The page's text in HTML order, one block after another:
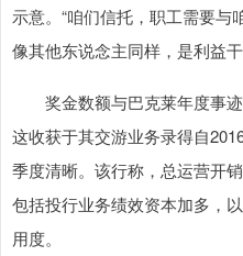
示意。“咱们信托，职工需要与
像其他东说念主同样，是利益
奖金数额与巴克莱年度事迹
这收获于其交游业务录得自
季度清晰。该行称，总运营开
包括投行业务绩效资本加多，
用度。